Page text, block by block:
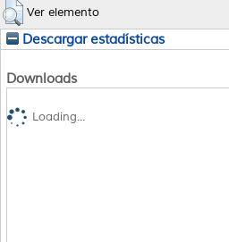
Ver elemento
Descargar estadísticas
Downloads
Loading...